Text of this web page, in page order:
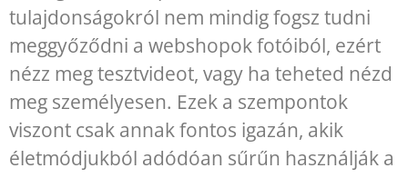
tulajdonságokról nem mindig fogsz tudni
meggyőződni a webshopok fotóiból, ezért
nézz meg tesztvideot, vagy ha teheted nézd
meg személyesen. Ezek a szempontok
viszont csak annak fontos igazán, akik
életmódjukból adódóan sűrűn használják a